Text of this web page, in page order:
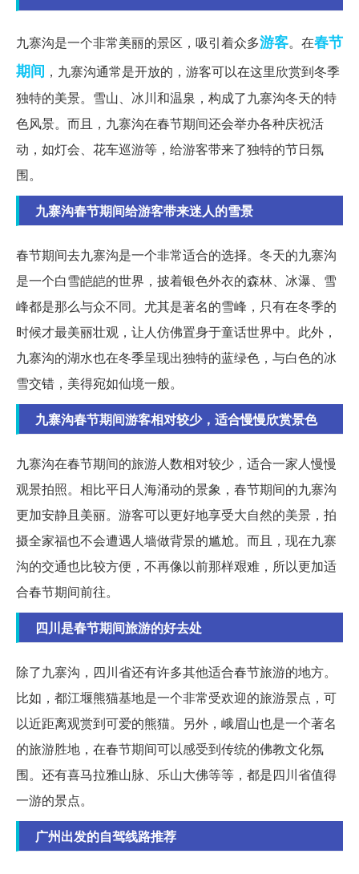
九寨沟是一个非常美丽的景区，吸引着众多游客。在春节
期间 ，九寨沟通常是开放的，游客可以在这里欣赏到冬季
独特的美景。雪山、冰川和温泉，构成了九寨沟冬天的特
色风景。而且，九寨沟在春节期间还会举办各种庆祝活
动，如灯会、花车巡游等，给游客带来了独特的节日氛
围。
九寨沟春节期间给游客带来迷人的雪景
春节期间去九寨沟是一个非常适合的选择。冬天的九寨沟
是一个白雪皑皑的世界，披着银色外衣的森林、冰瀑、雪
峰都是那么与众不同。尤其是著名的雪峰，只有在冬季的
时候才最美丽壮观，让人仿佛置身于童话世界中。此外，
九寨沟的湖水也在冬季呈现出独特的蓝绿色，与白色的冰
雪交错，美得宛如仙境一般。
九寨沟春节期间游客相对较少，适合慢慢欣赏景色
九寨沟在春节期间的旅游人数相对较少，适合一家人慢慢
观景拍照。相比平日人海涌动的景象，春节期间的九寨沟
更加安静且美丽。游客可以更好地享受大自然的美景，拍
摄全家福也不会遭遇人墙做背景的尴尬。而且，现在九寨
沟的交通也比较方便，不再像以前那样艰难，所以更加适
合春节期间前往。
四川是春节期间旅游的好去处
除了九寨沟，四川省还有许多其他适合春节旅游的地方。
比如，都江堰熊猫基地是一个非常受欢迎的旅游景点，可
以近距离观赏到可爱的熊猫。另外，峨眉山也是一个著名
的旅游胜地，在春节期间可以感受到传统的佛教文化氛
围。还有喜马拉雅山脉、乐山大佛等等，都是四川省值得
一游的景点。
广州出发的自驾线路推荐